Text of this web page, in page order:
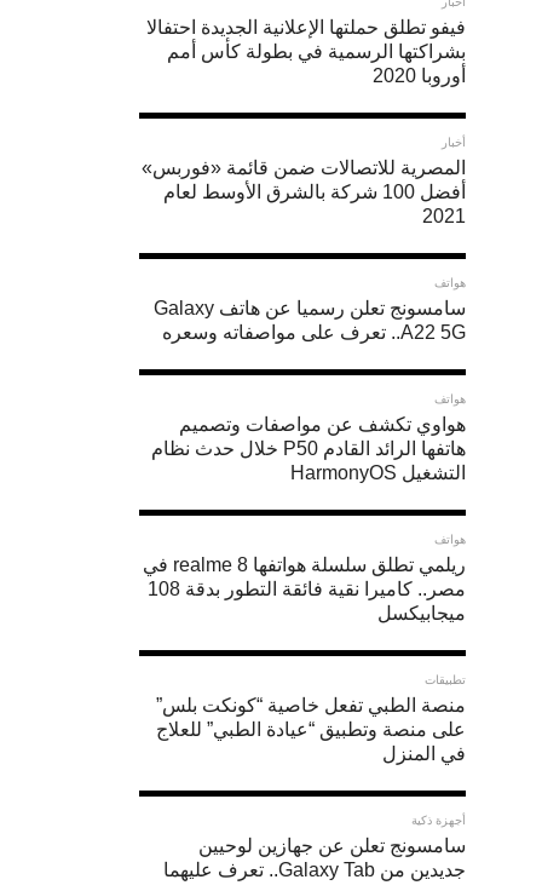
المميزة
التي
تريد
التقاطها
بكاميرا
لذا
يقدم
لك
“مشبك”
12
نصيحة
في
التقاط
في
ظروف
الإضاءة
الضعيفة.
فيفو تطلق حملتها الإعلانية الجديدة احتفالا
بشراكتها الرسمية في بطولة كأس أمم
أوروبا 2020
أخبار
المصرية للاتصالات ضمن قائمة «فوربس»
أفضل 100 شركة بالشرق الأوسط لعام
2021
هواتف
سامسونج تعلن رسميا عن هاتف Galaxy
A22 5G.. تعرف على مواصفاته وسعره
هواتف
هواوي تكشف عن مواصفات وتصميم
هاتفها الرائد القادم P50 خلال حدث نظام
التشغيل HarmonyOS
هواتف
ريلمي تطلق سلسلة هواتفها realme 8 في
مصر.. كاميرا نقية فائقة التطور بدقة 108
ميجابيكسل
تطبيقات
منصة الطبي تفعل خاصية “كونكت بلس”
على منصة وتطبيق “عيادة الطبي” للعلاج
في المنزل
أجهزة ذكية
سامسونج تعلن عن جهازين لوحيين
جديدين من Galaxy Tab.. تعرف عليهما